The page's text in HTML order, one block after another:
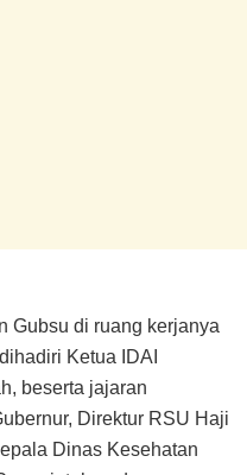
Gubsu di ruang kerjanya
Ketua IDAI
beserta jajaran
Direktur RSU Haji
Dinas Kesehatan